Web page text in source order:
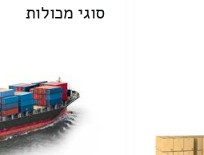
סוגי מכולות